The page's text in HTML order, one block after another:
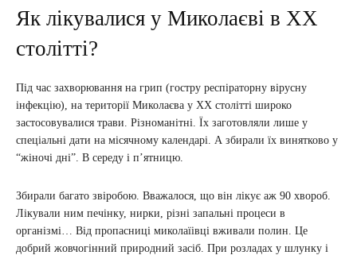
Як лікувалися у Миколаєві в ХХ
столітті?
Під час захворювання на грип (гостру респіраторну вірусну
інфекцію), на території Миколаєва у ХХ столітті широко
застосовувалися трави. Різноманітні. Їх заготовляли лише у
спеціальні дати на місячному календарі. А збирали їх винятково у
“жіночі дні”. В середу і п’ятницю.
Збирали багато звіробою. Вважалося, що він лікує аж 90 хвороб.
Лікували ним печінку, нирки, різні запальні процеси в
організмі… Від пропасниці миколаїівці вживали полин. Це
добрий жовчогінний природний засіб. При розладах у шлунку і